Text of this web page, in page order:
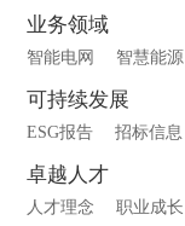
业务领域
智能电网 智慧能源
可持续发展
ESG报告 招标信息
卓越人才
人才理念 职业成长